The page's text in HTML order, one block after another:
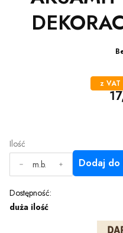
z VAT
Ilość
m.b.
Dodaj do
Dostępność:
duża ilość